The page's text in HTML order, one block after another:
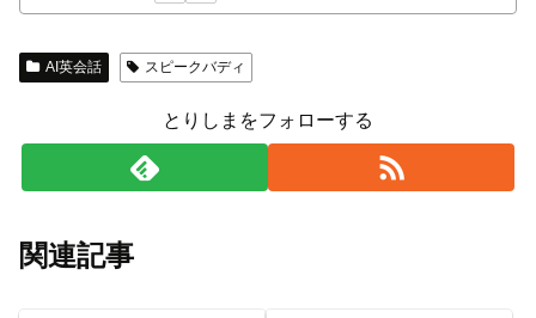
AI英会話 スピークバディ
とりしまをフォローする
関連記事